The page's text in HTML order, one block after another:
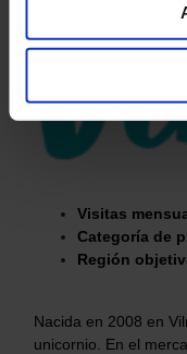
Visitas
Categoría de
Región
Nacida en 2008 en
unicornio. En el